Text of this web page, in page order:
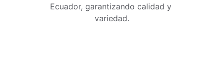
Ecuador, garantizando calidad y
variedad.